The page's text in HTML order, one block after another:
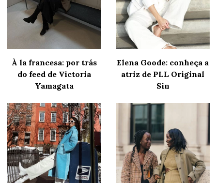
À la francesa: por trás
do feed de Victoria
Yamagata
Elena Goode: conheça a
atriz de PLL Original
Sin